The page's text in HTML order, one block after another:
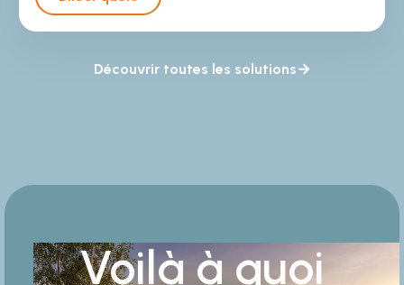
Découvrir toutes les solutions
Voilà à quoi